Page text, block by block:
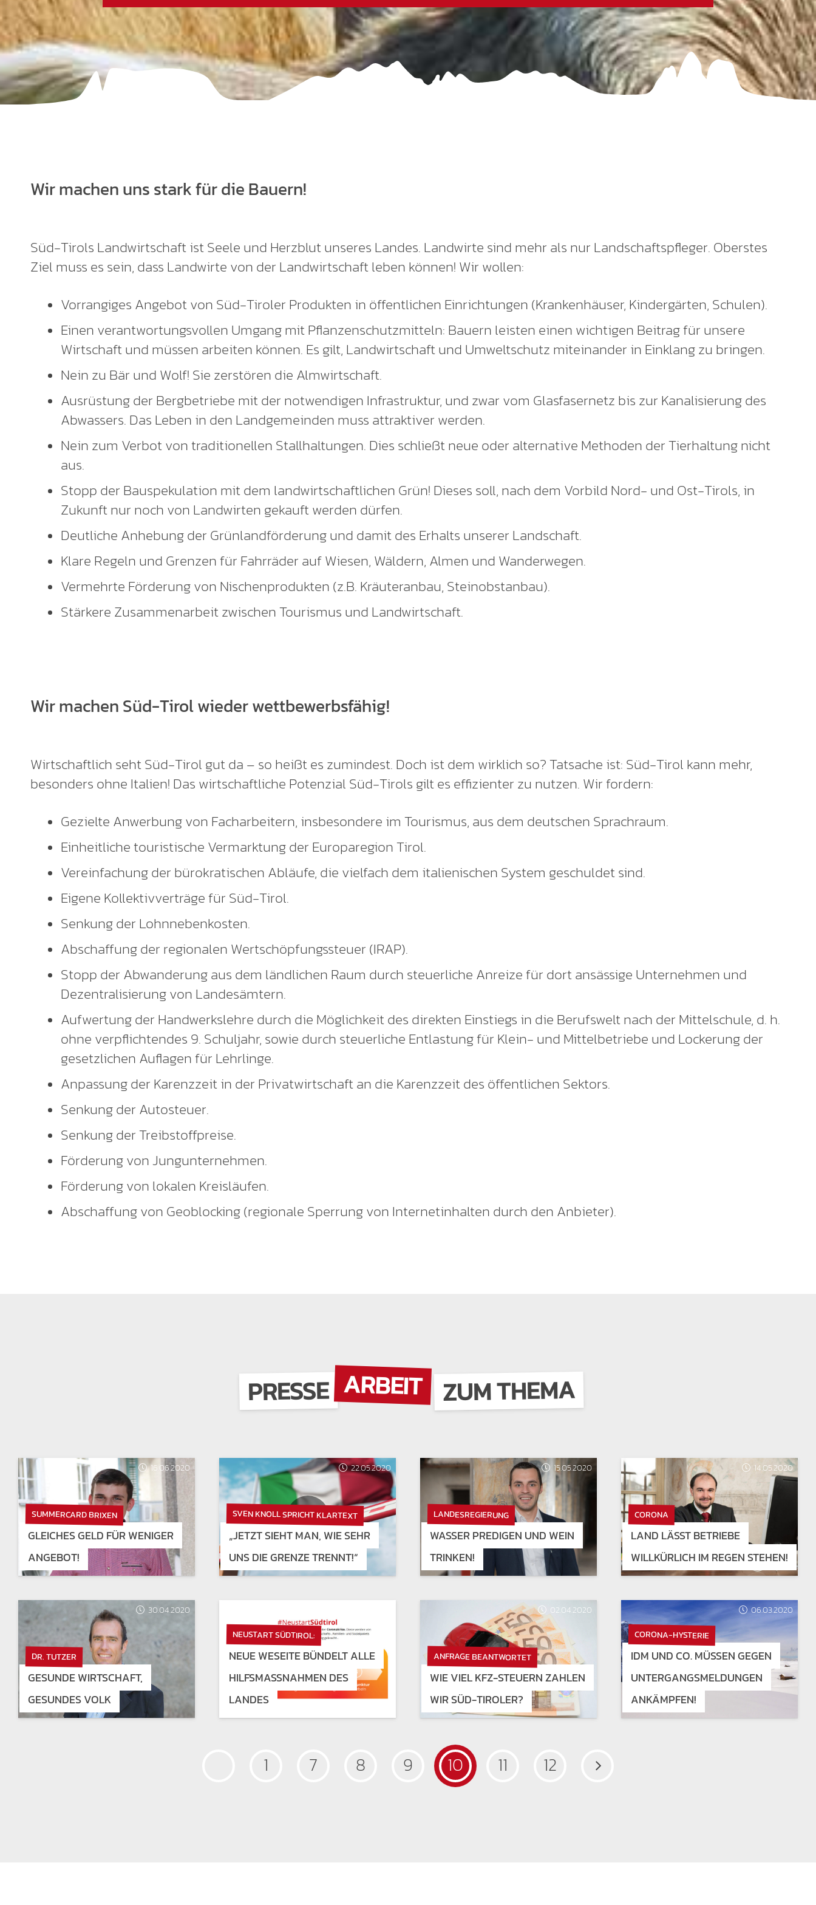
Wir machen uns stark für die Bauern!
Süd-Tirols Landwirtschaft ist Seele und Herzblut unseres Landes. Landwirte sind mehr als nur Landschaftspfleger. Oberstes
Ziel muss es sein, dass Landwirte von der Landwirtschaft leben können! Wir wollen:
Vorrangiges Angebot von Süd-Tiroler Produkten in öffentlichen Einrichtungen (Krankenhäuser, Kindergärten, Schulen).
Einen verantwortungsvollen Umgang mit Pflanzenschutzmitteln: Bauern leisten einen wichtigen Beitrag für unsere
Wirtschaft und müssen arbeiten können. Es gilt, Landwirtschaft und Umweltschutz miteinander in Einklang zu bringen.
Nein zu Bär und Wolf! Sie zerstören die Almwirtschaft.
Ausrüstung der Bergbetriebe mit der notwendigen Infrastruktur, und zwar vom Glasfasernetz bis zur Kanalisierung des
Abwassers. Das Leben in den Landgemeinden muss attraktiver werden.
Nein zum Verbot von traditionellen Stallhaltungen. Dies schließt neue oder alternative Methoden der Tierhaltung nicht
aus.
Stopp der Bauspekulation mit dem landwirtschaftlichen Grün! Dieses soll, nach dem Vorbild Nord- und Ost-Tirols, in
Zukunft nur noch von Landwirten gekauft werden dürfen.
Deutliche Anhebung der Grünlandförderung und damit des Erhalts unserer Landschaft.
Klare Regeln und Grenzen für Fahrräder auf Wiesen, Wäldern, Almen und Wanderwegen.
Vermehrte Förderung von Nischenprodukten (z.B. Kräuteranbau, Steinobstanbau).
Stärkere Zusammenarbeit zwischen Tourismus und Landwirtschaft.
Wir machen Süd-Tirol wieder wettbewerbsfähig!
Wirtschaftlich seht Süd-Tirol gut da – so heißt es zumindest. Doch ist dem wirklich so? Tatsache ist: Süd-Tirol kann mehr,
besonders ohne Italien! Das wirtschaftliche Potenzial Süd-Tirols gilt es effizienter zu nutzen. Wir fordern:
Gezielte Anwerbung von Facharbeitern, insbesondere im Tourismus, aus dem deutschen Sprachraum.
Einheitliche touristische Vermarktung der Europaregion Tirol.
Vereinfachung der bürokratischen Abläufe, die vielfach dem italienischen System geschuldet sind.
Eigene Kollektivverträge für Süd-Tirol.
Senkung der Lohnnebenkosten.
Abschaffung der regionalen Wertschöpfungssteuer (IRAP).
Stopp der Abwanderung aus dem ländlichen Raum durch steuerliche Anreize für dort ansässige Unternehmen und
Dezentralisierung von Landesämtern.
Aufwertung der Handwerkslehre durch die Möglichkeit des direkten Einstiegs in die Berufswelt nach der Mittelschule, d. h.
ohne verpflichtendes 9. Schuljahr, sowie durch steuerliche Entlastung für Klein- und Mittelbetriebe und Lockerung der
gesetzlichen Auflagen für Lehrlinge.
Anpassung der Karenzzeit in der Privatwirtschaft an die Karenzzeit des öffentlichen Sektors.
Senkung der Autosteuer.
Senkung der Treibstoffpreise.
Förderung von Jungunternehmen.
Förderung von lokalen Kreisläufen.
Abschaffung von Geoblocking (regionale Sperrung von Internetinhalten durch den Anbieter).
PRESSE ARBEIT ZUM THEMA
16.06.2020
SUMMERCARD BRIXEN
GLEICHES GELD FÜR WENIGER
ANGEBOT!
22.05.2020
SVEN KNOLL SPRICHT KLARTEXT
„JETZT SIEHT MAN, WIE SEHR
UNS DIE GRENZE TRENNT!“
15.05.2020
LANDESREGIERUNG
WASSER PREDIGEN UND WEIN
TRINKEN!
14.05.2020
CORONA
LAND LÄSST BETRIEBE
WILLKÜRLICH IM REGEN STEHEN!
30.04.2020
DR. TUTZER
GESUNDE WIRTSCHAFT,
GESUNDES VOLK
NEUSTART SÜDTIROL:
NEUE WESEITE BÜNDELT ALLE
HILFSMASSNAHMEN DES L
ANDES
02.04.2020
ANFRAGE BEANTWORTET
WIE VIEL KFZ-STEUERN ZAHLEN
WIR SÜD-TIROLER?
06.03.2020
CORONA-HYSTERIE
IDM UND CO. MÜSSEN GEGEN
UNTERGANGSMELDUNGEN
ANKÄMPFEN!
1 7 8 9 10 11 12